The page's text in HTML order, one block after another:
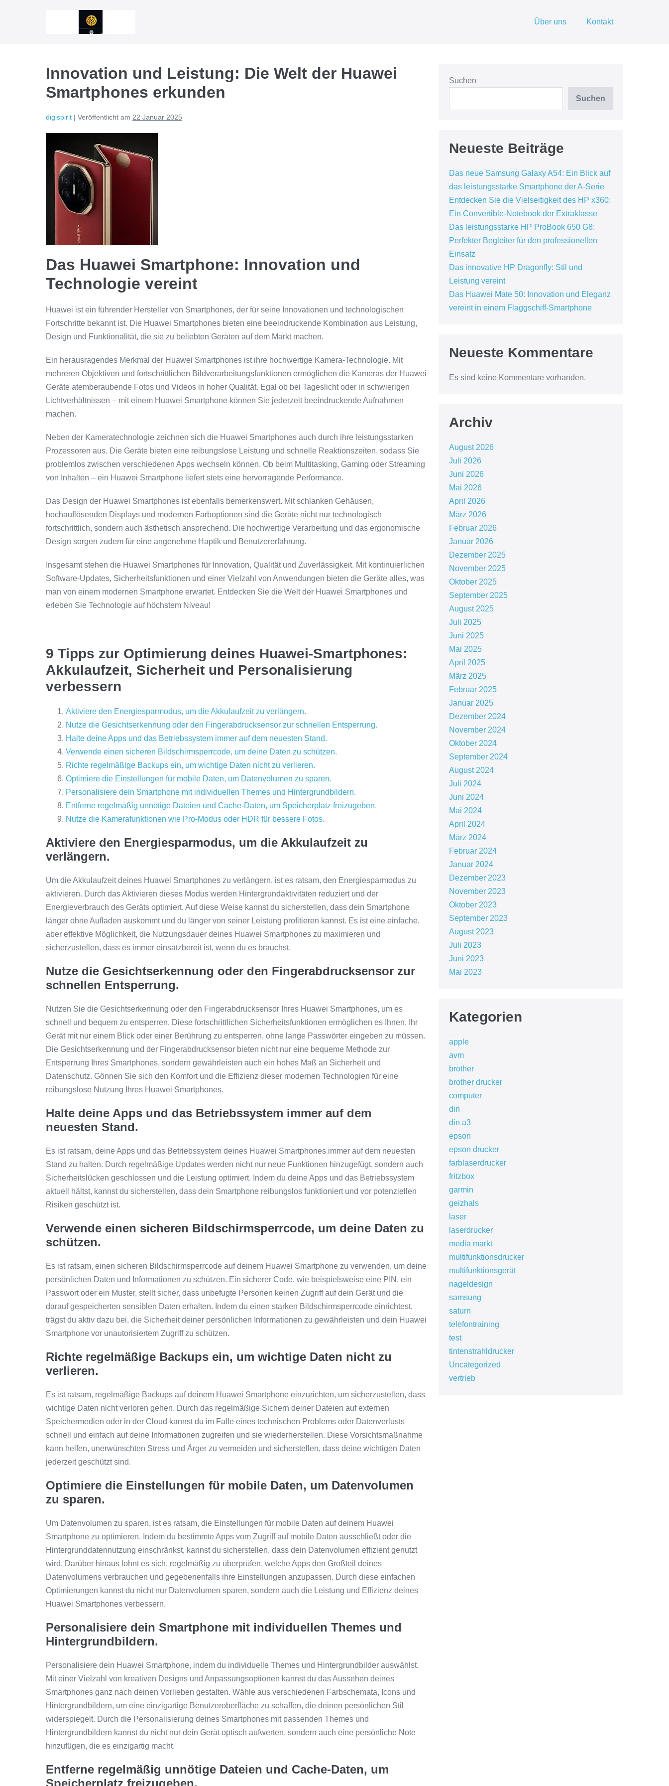
Über uns Kontakt
Innovation und Leistung: Die Welt der Huawei
Smartphones erkunden
digispirit | Veröffentlicht am 22 Januar 2025
Das Huawei Smartphone: Innovation und
Technologie vereint
Huawei ist ein führender Hersteller von Smartphones, der für seine Innovationen und technologischen
Fortschritte bekannt ist. Die Huawei Smartphones bieten eine beeindruckende Kombination aus Leistung,
Design und Funktionalität, die sie zu beliebten Geräten auf dem Markt machen.
Ein herausragendes Merkmal der Huawei Smartphones ist ihre hochwertige Kamera-Technologie. Mit
mehreren Objektiven und fortschrittlichen Bildverarbeitungsfunktionen ermöglichen die Kameras der Huawei
Geräte atemberaubende Fotos und Videos in hoher Qualität. Egal ob bei Tageslicht oder in schwierigen
Lichtverhältnissen – mit einem Huawei Smartphone können Sie jederzeit beeindruckende Aufnahmen
machen.
Neben der Kameratechnologie zeichnen sich die Huawei Smartphones auch durch ihre leistungsstarken
Prozessoren aus. Die Geräte bieten eine reibungslose Leistung und schnelle Reaktionszeiten, sodass Sie
problemlos zwischen verschiedenen Apps wechseln können. Ob beim Multitasking, Gaming oder Streaming
von Inhalten – ein Huawei Smartphone liefert stets eine hervorragende Performance.
Das Design der Huawei Smartphones ist ebenfalls bemerkenswert. Mit schlanken Gehäusen,
hochauflösenden Displays und modernen Farboptionen sind die Geräte nicht nur technologisch
fortschrittlich, sondern auch ästhetisch ansprechend. Die hochwertige Verarbeitung und das ergonomische
Design sorgen zudem für eine angenehme Haptik und Benutzererfahrung.
Insgesamt stehen die Huawei Smartphones für Innovation, Qualität und Zuverlässigkeit. Mit kontinuierlichen
Software-Updates, Sicherheitsfunktionen und einer Vielzahl von Anwendungen bieten die Geräte alles, was
man von einem modernen Smartphone erwartet. Entdecken Sie die Welt der Huawei Smartphones und
erleben Sie Technologie auf höchstem Niveau!
9 Tipps zur Optimierung deines Huawei-Smartphones:
Akkulaufzeit, Sicherheit und Personalisierung
verbessern
Aktiviere den Energiesparmodus, um die Akkulaufzeit zu verlängern.
Nutze die Gesichtserkennung oder den Fingerabdrucksensor zur schnellen Entsperrung.
Halte deine Apps und das Betriebssystem immer auf dem neuesten Stand.
Verwende einen sicheren Bildschirmsperrcode, um deine Daten zu schützen.
Richte regelmäßige Backups ein, um wichtige Daten nicht zu verlieren.
Optimiere die Einstellungen für mobile Daten, um Datenvolumen zu sparen.
Personalisiere dein Smartphone mit individuellen Themes und Hintergrundbildern.
Entferne regelmäßig unnötige Dateien und Cache-Daten, um Speicherplatz freizugeben.
Nutze die Kamerafunktionen wie Pro-Modus oder HDR für bessere Fotos.
Aktiviere den Energiesparmodus, um die Akkulaufzeit zu
verlängern.
Um die Akkulaufzeit deines Huawei Smartphones zu verlängern, ist es ratsam, den Energiesparmodus zu
aktivieren. Durch das Aktivieren dieses Modus werden Hintergrundaktivitäten reduziert und der
Energieverbrauch des Geräts optimiert. Auf diese Weise kannst du sicherstellen, dass dein Smartphone
länger ohne Aufladen auskommt und du länger von seiner Leistung profitieren kannst. Es ist eine einfache,
aber effektive Möglichkeit, die Nutzungsdauer deines Huawei Smartphones zu maximieren und
sicherzustellen, dass es immer einsatzbereit ist, wenn du es brauchst.
Nutze die Gesichtserkennung oder den Fingerabdrucksensor zur
schnellen Entsperrung.
Nutzen Sie die Gesichtserkennung oder den Fingerabdrucksensor Ihres Huawei Smartphones, um es
schnell und bequem zu entsperren. Diese fortschrittlichen Sicherheitsfunktionen ermöglichen es Ihnen, Ihr
Gerät mit nur einem Blick oder einer Berührung zu entsperren, ohne lange Passwörter eingeben zu müssen.
Die Gesichtserkennung und der Fingerabdrucksensor bieten nicht nur eine bequeme Methode zur
Entsperrung Ihres Smartphones, sondern gewährleisten auch ein hohes Maß an Sicherheit und
Datenschutz. Gönnen Sie sich den Komfort und die Effizienz dieser modernen Technologien für eine
reibungslose Nutzung Ihres Huawei Smartphones.
Halte deine Apps und das Betriebssystem immer auf dem
neuesten Stand.
Es ist ratsam, deine Apps und das Betriebssystem deines Huawei Smartphones immer auf dem neuesten
Stand zu halten. Durch regelmäßige Updates werden nicht nur neue Funktionen hinzugefügt, sondern auch
Sicherheitslücken geschlossen und die Leistung optimiert. Indem du deine Apps und das Betriebssystem
aktuell hältst, kannst du sicherstellen, dass dein Smartphone reibungslos funktioniert und vor potenziellen
Risiken geschützt ist.
Verwende einen sicheren Bildschirmsperrcode, um deine Daten zu
schützen.
Es ist ratsam, einen sicheren Bildschirmsperrcode auf deinem Huawei Smartphone zu verwenden, um deine
persönlichen Daten und Informationen zu schützen. Ein sicherer Code, wie beispielsweise eine PIN, ein
Passwort oder ein Muster, stellt sicher, dass unbefugte Personen keinen Zugriff auf dein Gerät und die
darauf gespeicherten sensiblen Daten erhalten. Indem du einen starken Bildschirmsperrcode einrichtest,
trägst du aktiv dazu bei, die Sicherheit deiner persönlichen Informationen zu gewährleisten und dein Huawei
Smartphone vor unautorisiertem Zugriff zu schützen.
Richte regelmäßige Backups ein, um wichtige Daten nicht zu
verlieren.
Es ist ratsam, regelmäßige Backups auf deinem Huawei Smartphone einzurichten, um sicherzustellen, dass
wichtige Daten nicht verloren gehen. Durch das regelmäßige Sichern deiner Dateien auf externen
Speichermedien oder in der Cloud kannst du im Falle eines technischen Problems oder Datenverlusts
schnell und einfach auf deine Informationen zugreifen und sie wiederherstellen. Diese Vorsichtsmaßnahme
kann helfen, unerwünschten Stress und Ärger zu vermeiden und sicherstellen, dass deine wichtigen Daten
jederzeit geschützt sind.
Optimiere die Einstellungen für mobile Daten, um Datenvolumen
zu sparen.
Um Datenvolumen zu sparen, ist es ratsam, die Einstellungen für mobile Daten auf deinem Huawei
Smartphone zu optimieren. Indem du bestimmte Apps vom Zugriff auf mobile Daten ausschließt oder die
Hintergrunddatennutzung einschränkst, kannst du sicherstellen, dass dein Datenvolumen effizient genutzt
wird. Darüber hinaus lohnt es sich, regelmäßig zu überprüfen, welche Apps den Großteil deines
Datenvolumens verbrauchen und gegebenenfalls ihre Einstellungen anzupassen. Durch diese einfachen
Optimierungen kannst du nicht nur Datenvolumen sparen, sondern auch die Leistung und Effizienz deines
Huawei Smartphones verbessern.
Personalisiere dein Smartphone mit individuellen Themes und
Hintergrundbildern.
Personalisiere dein Huawei Smartphone, indem du individuelle Themes und Hintergrundbilder auswählst.
Mit einer Vielzahl von kreativen Designs und Anpassungsoptionen kannst du das Aussehen deines
Smartphones ganz nach deinen Vorlieben gestalten. Wähle aus verschiedenen Farbschemata, Icons und
Hintergrundbildern, um eine einzigartige Benutzeroberfläche zu schaffen, die deinen persönlichen Stil
widerspiegelt. Durch die Personalisierung deines Smartphones mit passenden Themes und
Hintergrundbildern kannst du nicht nur dein Gerät optisch aufwerten, sondern auch eine persönliche Note
hinzufügen, die es einzigartig macht.
Entferne regelmäßig unnötige Dateien und Cache-Daten, um
Speicherplatz freizugeben.
Suchen
Suchen
Neueste Beiträge
Das neue Samsung Galaxy A54: Ein Blick auf
das leistungsstarke Smartphone der A-Serie
Entdecken Sie die Vielseitigkeit des HP x360:
Ein Convertible-Notebook der Extraklasse
Das leistungsstarke HP ProBook 650 G8:
Perfekter Begleiter für den professionellen
Einsatz
Das innovative HP Dragonfly: Stil und
Leistung vereint
Das Huawei Mate 50: Innovation und Eleganz
vereint in einem Flaggschiff-Smartphone
Neueste Kommentare
Es sind keine Kommentare vorhanden.
Archiv
August 2026
Juli 2026
Juni 2026
Mai 2026
April 2026
März 2026
Februar 2026
Januar 2026
Dezember 2025
November 2025
Oktober 2025
September 2025
August 2025
Juli 2025
Juni 2025
Mai 2025
April 2025
März 2025
Februar 2025
Januar 2025
Dezember 2024
November 2024
Oktober 2024
September 2024
August 2024
Juli 2024
Juni 2024
Mai 2024
April 2024
März 2024
Februar 2024
Januar 2024
Dezember 2023
November 2023
Oktober 2023
September 2023
August 2023
Juli 2023
Juni 2023
Mai 2023
Kategorien
apple
avm
brother
brother drucker
computer
din
din a3
epson
epson drucker
farblaserdrucker
fritzbox
garmin
geizhals
laser
laserdrucker
media markt
multifunktionsdrucker
multifunktionsgerät
nageldesign
samsung
saturn
telefontraining
test
tintenstrahldrucker
Uncategorized
vertrieb